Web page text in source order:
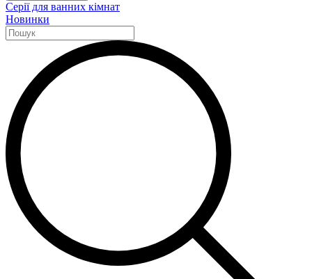
Серії для ванних кімнат
Новинки